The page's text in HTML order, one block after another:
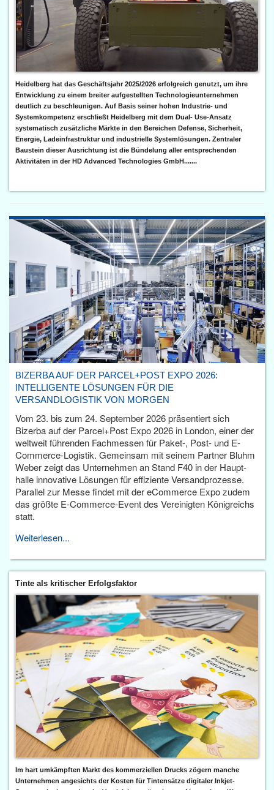
Heidelberg hat das Geschäftsjahr 2025/2026 erfolgreich genutzt, um ihre
Entwicklung zu einem breiter aufgestellten Technologieunternehmen
deutlich zu beschleunigen. Auf Basis seiner hohen Industrie- und
Systemkompetenz erschließt Heidelberg mit dem Dual- Use-Ansatz
systematisch zusätzliche Märkte in den Bereichen Defense, Sicherheit,
Energie, Ladeinfrastruktur und industrielle Systemlösungen. Zentraler
Baustein dieser Ausrichtung ist die Bündelung aller entsprechenden
Aktivitäten in der HD Advanced Technologies GmbH.......
BIZERBA AUF DER PARCEL+POST EXPO 2026:
INTELLIGENTE LÖSUNGEN FÜR DIE
VERSANDLOGISTIK VON MORGEN
Vom 23. bis zum 24. September 2026 präsentiert sich
Bizerba auf der Parcel+Post Expo 2026 in London, einer der
weltweit führenden Fachmessen für Paket-, Post- und E-
Commerce-Logistik. Gemeinsam mit seinem Partner Bluhm
Weber zeigt das Unternehmen an Stand F40 in der Haupt­
halle innovative Lösungen für effiziente Versandprozesse.
Parallel zur Messe findet mit der eCommerce Expo zudem
das größte E-Commerce-Event des Vereinigten Königreichs
statt.
Weiterlesen...
Tinte als kritischer Erfolgsfaktor
Im hart umkämpften Markt des kommerziellen Drucks zögern manche
Unternehmen angesichts der Kosten für Tintensätze digitaler Inkjet-